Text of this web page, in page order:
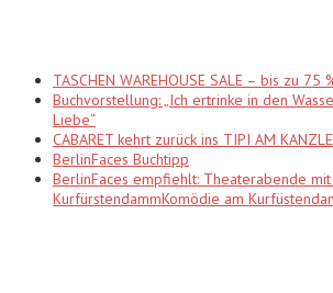
TASCHEN WAREHOUSE SALE – bis zu 75
Buchvorstellung: „Ich ertrinke in den
Liebe“
CABARET kehrt zurück ins TIPI AM
BerlinFaces Buchtipp
BerlinFaces empfiehlt: Theaterabende
KurfürstendammKomödie am